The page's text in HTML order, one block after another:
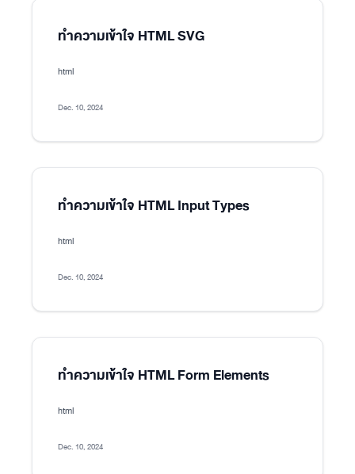
ทำความเข้าใจ HTML SVG
html
Dec. 10, 2024
ทำความเข้าใจ HTML Input Types
html
Dec. 10, 2024
ทำความเข้าใจ HTML Form Elements
html
Dec. 10, 2024